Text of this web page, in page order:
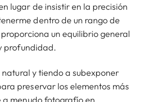
lugar de insistir en la precisión
dentro de un rango de
un equilibrio general
profundidad.
natural y tiendo a subexponer
preservar los elementos más
a menudo fotografío en